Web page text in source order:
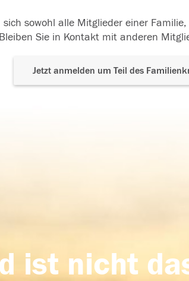
sowohl alle Mitglieder einer
Sie in Kontakt mit anderen
Jetzt anmelden um Teil des
ist nicht